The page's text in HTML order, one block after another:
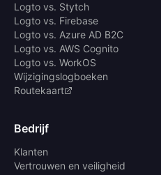
Logto vs. Stytch
Logto vs. Firebase
Logto vs. Azure AD B2C
Logto vs. AWS Cognito
Logto vs. WorkOS
Wijzigingslogboeken
Routekaart
Bedrijf
Klanten
Vertrouwen en veiligheid